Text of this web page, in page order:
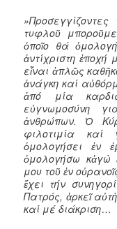
τυφλοῦ
ὁποῖο θά
ἀντίχριστη
εἶναι ἁπλῶς
ἀνάγκη καί
ἀπό μία
εὐγνωμοσύνη
ἀνθρώπων. Ὁ
φιλοτιμία καί
ὁμολογήσει ἐν
ὁμολογήσω κἀγὼ
μου τοῦ ἐν
ἔχει τήν
Πατρός, ἀρκεῖ
καί μέ διάκριση…